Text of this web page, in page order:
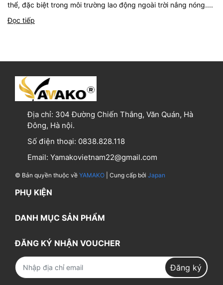
thể, đặc biệt trong môi trường lao động ngoài trời nắng nóng....
Đọc tiếp
Địa chỉ: 304 Đường Chiến Thắng, Văn Quán, Hà
Đông, Hà nội.
Số điện thoại: 0838.828.118
Email: Yamakovietnam22@gmail.com
© Bản quyền thuộc về YAMAKO | Cung cấp bởi Japan
PHỤ KIỆN
DANH MỤC SẢN PHẨM
ĐĂNG KÝ NHẬN VOUCHER
Đăng ký